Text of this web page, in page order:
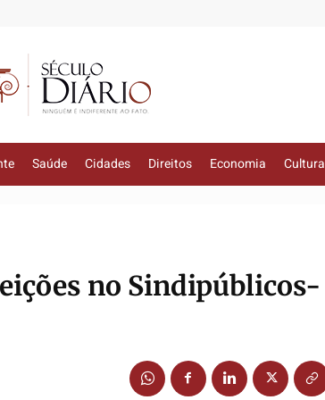
Saúde Cidades Direitos Economia Cultura
no Sindipúblicos-